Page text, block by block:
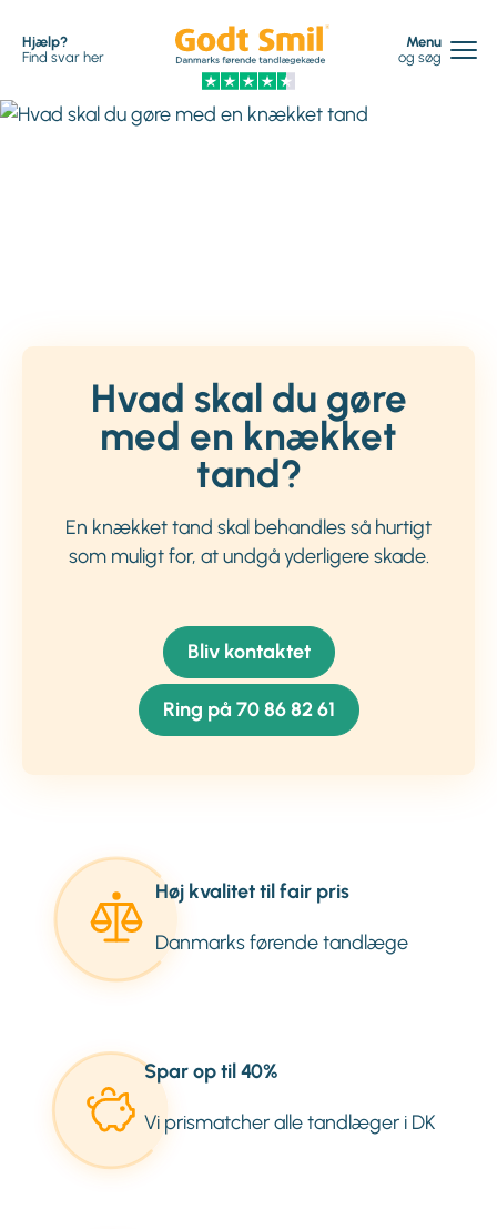
Hjælp?
Find svar her
Menu
og søg
Hvad skal du gøre
med en knækket
tand?
En knækket tand skal behandles så hurtigt
som muligt for, at undgå yderligere skade.
Bliv kontaktet
Ring på 70 86 82 61
Høj kvalitet til fair pris
Danmarks førende tandlæge
Spar op til 40%
Vi prismatcher alle tandlæger i DK